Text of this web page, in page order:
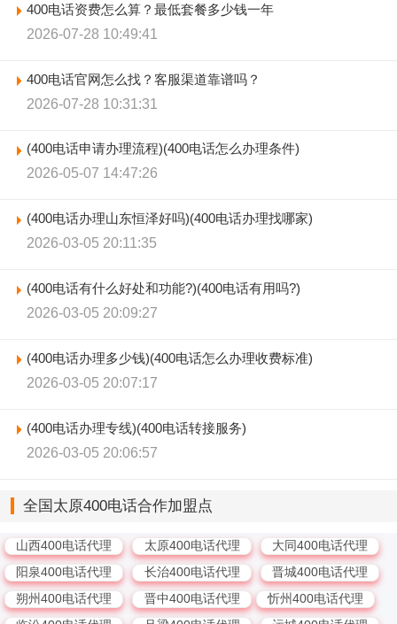
400电话资费怎么算？最低套餐多少钱一年
2026-07-28 10:49:41
400电话官网怎么找？客服渠道靠谱吗？
2026-07-28 10:31:31
(400电话申请办理流程)(400电话怎么办理条件)
2026-05-07 14:47:26
(400电话办理山东恒泽好吗)(400电话办理找哪家)
2026-03-05 20:11:35
(400电话有什么好处和功能?)(400电话有用吗?)
2026-03-05 20:09:27
(400电话办理多少钱)(400电话怎么办理收费标准)
2026-03-05 20:07:17
(400电话办理专线)(400电话转接服务)
2026-03-05 20:06:57
全国太原400电话合作加盟点
山西400电话代理 太原400电话代理
大同400电话代理
阳泉400电话代理
长治400电话代理
晋城400电话代理
朔州400电话代理
晋中400电话代理
忻州400电话代理